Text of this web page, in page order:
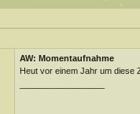
AW: Momentaufnahme
Heut vor einem Jahr um diese